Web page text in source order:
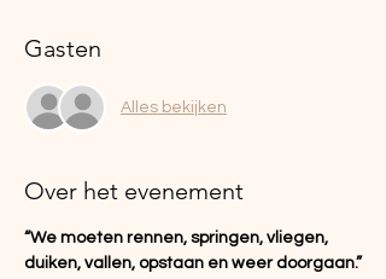
Gasten
Alles bekijken
Over het evenement
“We moeten rennen, springen, vliegen,
duiken, vallen, opstaan en weer doorgaan.”